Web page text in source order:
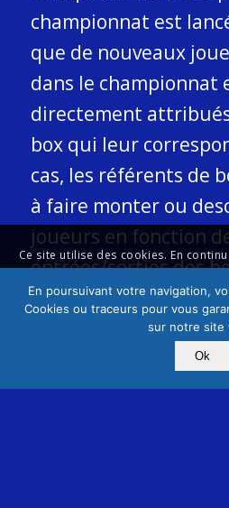
championnat est
que de nouveaux
dans le championnat
directement
box qui leur
cas, les référents de
à faire monter ou
joueurs en fonction
entrées/sorties des
Si un joueur se
pas finir ses matchs,
ses adversaires et un
Ce site utilise des cookies. En
Accepter les
Masquer uniquement les
En poursuivant votre navigation,
Cookies ou traceurs pour vous
sur notre site
Ok